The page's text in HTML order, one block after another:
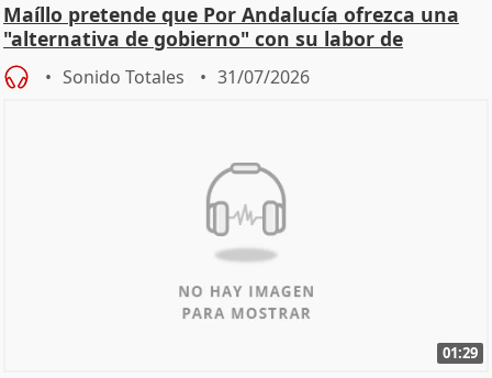
Maíllo pretende que Por Andalucía ofrezca una
"alternativa de gobierno" con su labor de
oposición
Sonido Totales 31/07/2026
01:29